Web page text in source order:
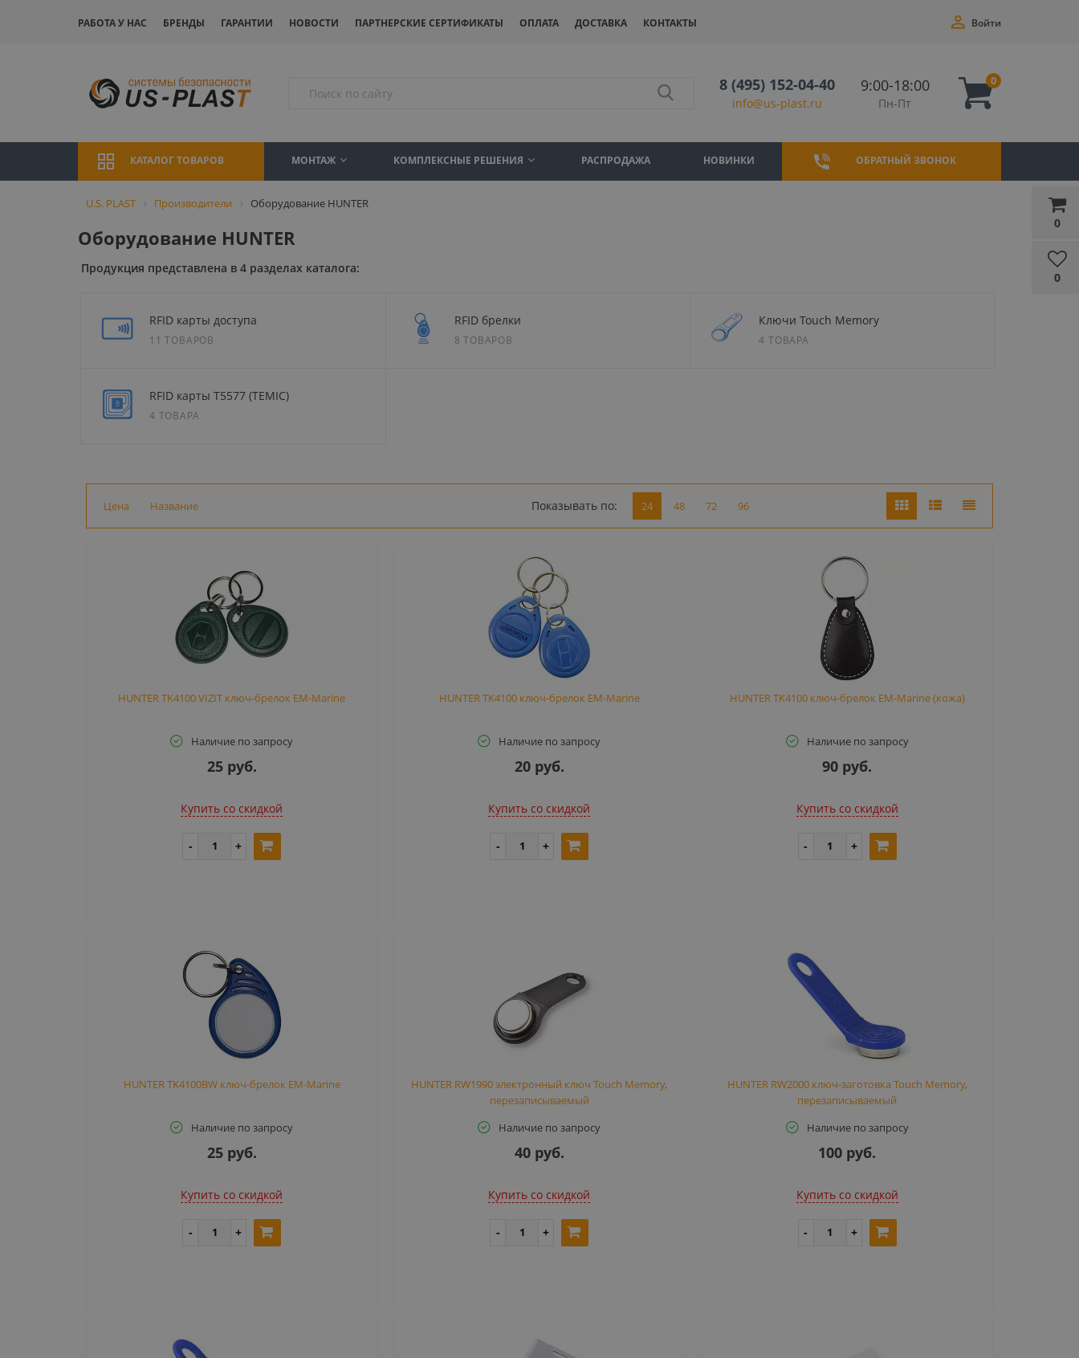
РАБОТА У НАС БРЕНДЫ ГАРАНТИИ НОВОСТИ ПАРТНЕРСКИЕ СЕРТИФИКАТЫ ОПЛАТА ДОСТАВКА КОНТАКТЫ
0
0
Войти
8 (495) 152-04-40
info@us-plast.ru
9:00-18:00
Пн-Пт
0
КАТАЛОГ ТОВАРОВ МОНТАЖ КОМПЛЕКСНЫЕ РЕШЕНИЯ РАСПРОДАЖА НОВИНКИ ОБРАТНЫЙ ЗВОНОК
U.S. PLAST Производители Оборудование HUNTER
Оборудование HUNTER
Продукция представлена в 4 разделах каталога:
RFID карты доступа
11 ТОВАРОВ
RFID брелки
8 ТОВАРОВ
Ключи Touch Memory
4 ТОВАРА
RFID карты T5577 (TEMIC)
4 ТОВАРА
Цена Название Показывать по: 24 48 72 96
HUNTER TK4100 VIZIT ключ-брелок EM-Marine
Наличие по запросу
25 руб.
Купить cо скидкой
HUNTER TK4100 ключ-брелок EM-Marine
Наличие по запросу
20 руб.
Купить cо скидкой
HUNTER TK4100 ключ-брелок EM-Marine (кожа)
Наличие по запросу
90 руб.
Купить cо скидкой
HUNTER TK4100BW ключ-брелок EM-Marine
Наличие по запросу
25 руб.
Купить cо скидкой
HUNTER RW1990 электронный ключ Touch Memory,
перезаписываемый
Наличие по запросу
40 руб.
Купить cо скидкой
HUNTER RW2000 ключ-заготовка Touch Memory,
перезаписываемый
Наличие по запросу
100 руб.
Купить cо скидкой